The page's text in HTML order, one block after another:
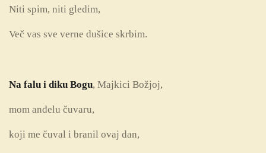
Niti spim, niti gledim,
Več vas sve verne dušice skrbim.
Na falu i diku Bogu, Majkici Božjoj,
mom anđelu čuvaru,
koji me čuval i branil ovaj dan,